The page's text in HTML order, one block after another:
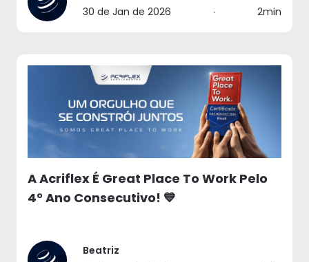
30 de Jan de 2026
∙ 2min
A Acriflex É Great Place To Work Pelo
4° Ano Consecutivo! 💙
Beatriz